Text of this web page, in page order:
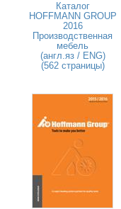
Каталог
HOFFMANN GROUP
2016
Производственная
мебель
(англ.яз / ENG)
(562 страницы)